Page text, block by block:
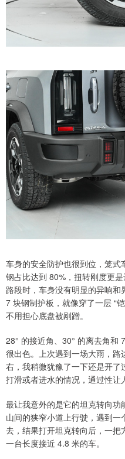
车身的安全防护也很到位，笼
钢占比达到 80%，扭转刚度更
路段时，车身没有明显的异响
7 块钢制护板，就像穿了一层 “
不用担心底盘被剐蹭。
28° 的接近角、30° 的离去角和
很出色。上次遇到一场大雨，
右，我稍微犹豫了一下还是开
打滑或者进水的情况，通过性让
最让我意外的是它的坦克转向
山间的狭窄小道上行驶，遇到
去，结果打开坦克转向后，一
一台长度接近 4.8 米的车。